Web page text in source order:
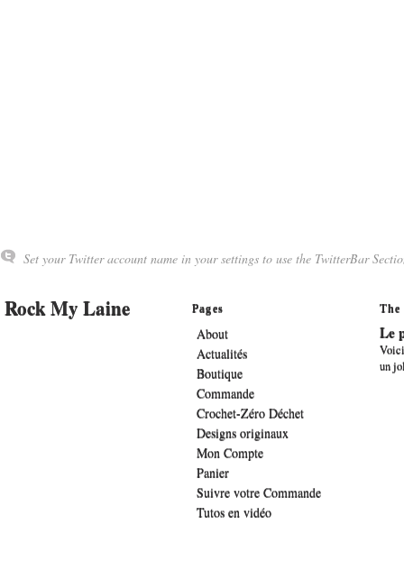
Set your Twitter account name in your settings to use the TwitterBar
Rock My Laine Pages
About
Actualités
Boutique
Commande
Crochet-Zéro Déchet
Designs originaux
Mon Compte
Panier
Suivre votre Commande
Tutos en vidéo
The
Le
un